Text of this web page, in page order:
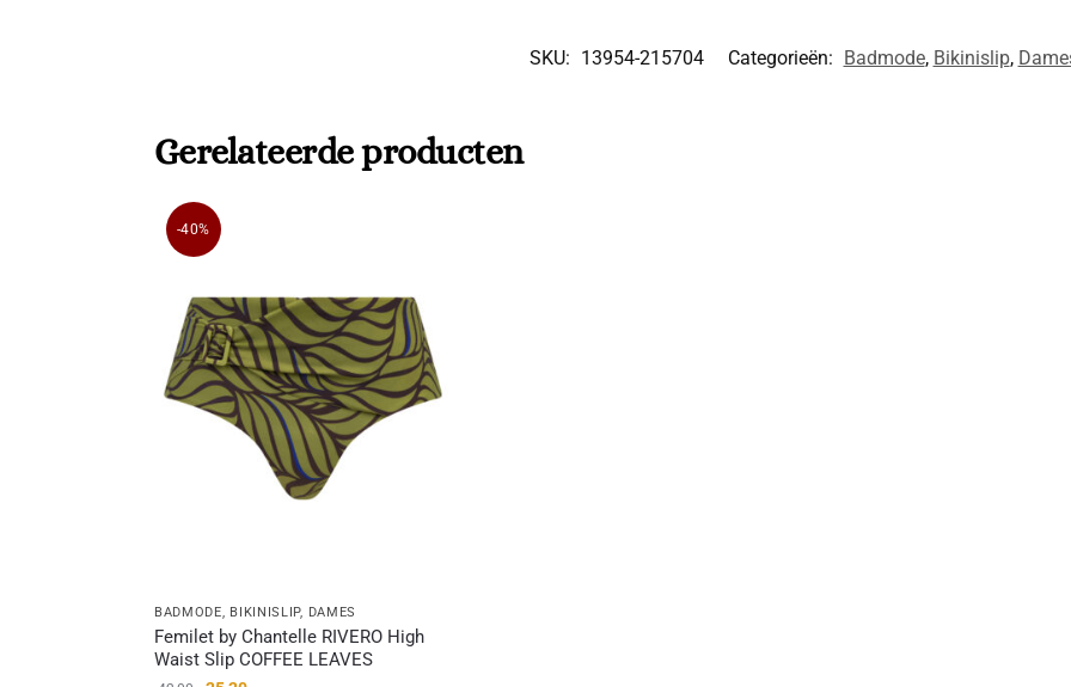
SKU: 13954-215704 Categorieën: Badmode, Bikinislip,
Gerelateerde producten
-40%
BADMODE, BIKINISLIP, DAMES
Femilet by Chantelle RIVERO High
Waist Slip COFFEE LEAVES